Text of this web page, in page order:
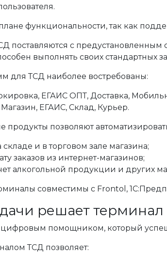
функциональности, так как
поставляются с
выполнять своих стандартных
для ТСД наиболее востребованы:
ЕГАИС ОПТ, Доставка,
Магазин, ЕГАИС, Склад, Курьер.
продукты позволяют
складе и в торговом зале магазина;
заказов из интернет-магазинов;
алкогольной продукции и других
совместимы с Frontol,
решает терминал
помощником, который
ТСД позволяет: